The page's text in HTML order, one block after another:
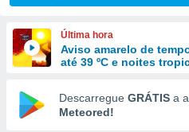
das
e
forma
digital
Última hora
Aviso amarelo de
até 39 ºC e noites
Descarregue GRÁTIS a
Meteored!